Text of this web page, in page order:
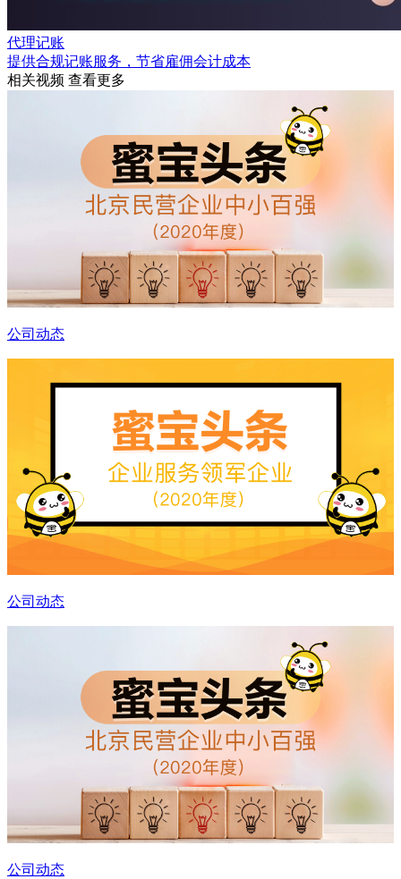
代理记账
提供合规记账服务，节省雇佣会计成本
相关视频 查看更多
公司动态
公司动态
公司动态